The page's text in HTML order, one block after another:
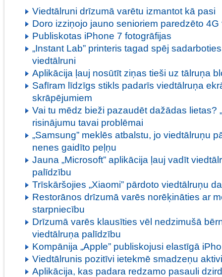
Viedtālruni drīzumā varētu izmantot kā pasi
Doro izziņojo jauno senioriem paredzēto 4G
Publiskotas iPhone 7 fotogrāfijas
„Instant Lab” printeris tagad spēj
viedtālruni
Aplikācija ļauj nosūtīt ziņas tieši uz tālruņa
Safīram līdzīgs stikls padarīs viedtālruņa
skrāpējumiem
Vai tu mēdz bieži pazaudēt dažādas lietas?
risinājumu tavai problēmai
„Samsung” meklēs atbalstu, jo viedtālruņu
nenes gaidīto peļņu
Jauna „Microsoft” aplikācija ļauj vadīt
palīdzību
Trīskāršojies „Xiaomi” pārdoto viedtālruņu
Restorānos drīzumā varēs norēķināties ar
starpniecību
Drīzumā varēs klausīties vēl nedzimušā
viedtālruņa palīdzību
Kompānija „Apple” publiskojusi elastīgā
Viedtālrunis pozitīvi ietekmē smadzeņu
Aplikācija, kas padara redzamo pasauli